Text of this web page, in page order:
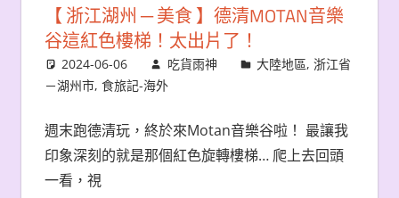
【 浙江湖州 ─ 美食 】德清MOTAN音樂
谷這紅色樓梯！太出片了！
2024-06-06 吃貨雨神 大陸地區,浙江省
－湖州市, 食旅記-海外
週末跑德清玩，終於來Motan音樂谷啦！ 最讓我
印象深刻的就是那個紅色旋轉樓梯… 爬上去回頭
一看，視